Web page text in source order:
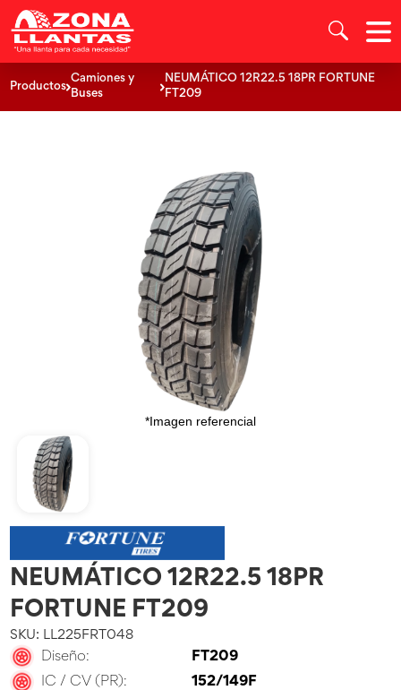
Productos
Camiones y
Buses
NEUMÁTICO 12R22.5 18PR FORTUNE
FT209
*Imagen referencial
NEUMÁTICO 12R22.5 18PR
FORTUNE FT209
SKU: LL225FRT048
Diseño:
FT209
IC / CV (PR):
152/149F